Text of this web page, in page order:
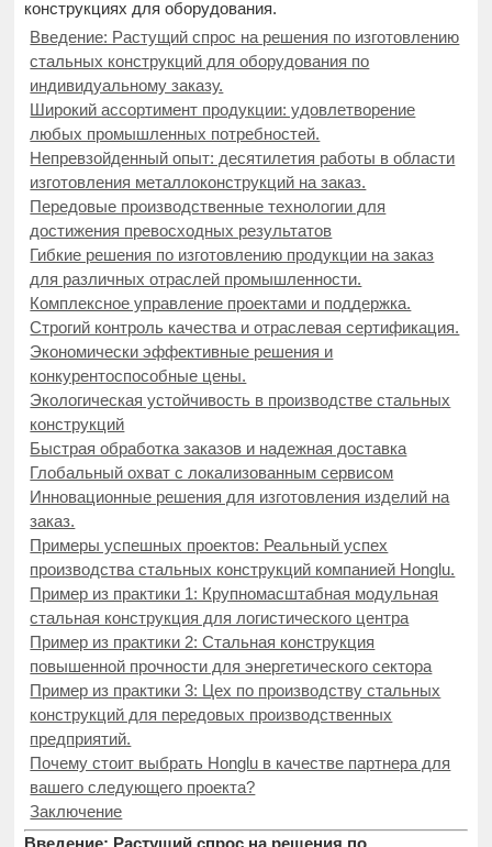
конструкциях для оборудования.
Введение: Растущий спрос на решения по изготовлению
стальных конструкций для оборудования по
индивидуальному заказу.
Широкий ассортимент продукции: удовлетворение
любых промышленных потребностей.
Непревзойденный опыт: десятилетия работы в области
изготовления металлоконструкций на заказ.
Передовые производственные технологии для
достижения превосходных результатов
Гибкие решения по изготовлению продукции на заказ
для различных отраслей промышленности.
Комплексное управление проектами и поддержка.
Строгий контроль качества и отраслевая сертификация.
Экономически эффективные решения и
конкурентоспособные цены.
Экологическая устойчивость в производстве стальных
конструкций
Быстрая обработка заказов и надежная доставка
Глобальный охват с локализованным сервисом
Инновационные решения для изготовления изделий на
заказ.
Примеры успешных проектов: Реальный успех
производства стальных конструкций компанией Honglu.
Пример из практики 1: Крупномасштабная модульная
стальная конструкция для логистического центра
Пример из практики 2: Стальная конструкция
повышенной прочности для энергетического сектора
Пример из практики 3: Цех по производству стальных
конструкций для передовых производственных
предприятий.
Почему стоит выбрать Honglu в качестве партнера для
вашего следующего проекта?
Заключение
Введение: Растущий спрос на решения по